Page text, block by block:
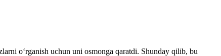
oʻrganish uchun uni osmonga qaratdi. Shunday qilib, bu